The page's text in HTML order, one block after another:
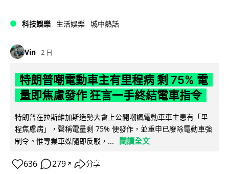
科技娛樂 生活娛樂 城中熱話
Vin 2 日
特朗普嘲電動車主有里程病 剩 75% 電
量即焦慮發作 狂言一手終結電車指令
特朗普在拉斯維加斯造勢大會上公開嘲諷電動車車主患有「里
程焦慮病」，聲稱電量剩 75% 便發作，並重申已廢除電動車強
制令。惟專業車媒隨即反駁，...
閱讀全文
636 279 ↗ 分享